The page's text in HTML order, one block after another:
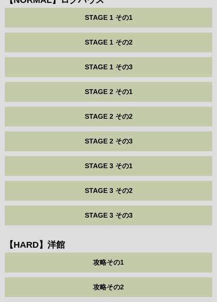
STAGE 1 その1
STAGE 1 その2
STAGE 1 その3
STAGE 2 その1
STAGE 2 その2
STAGE 2 その3
STAGE 3 その1
STAGE 3 その2
STAGE 3 その3
【HARD】洋館
攻略その1
攻略その2